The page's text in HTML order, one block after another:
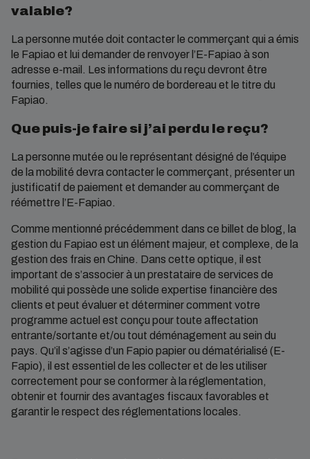
valable?
La personne mutée doit contacter le commerçant qui a émis
le Fapiao et lui demander de renvoyer l’E-Fapiao à son
adresse e-mail. Les informations du reçu devront être
fournies, telles que le numéro de bordereau et le titre du
Fapiao.
Que puis-je faire si j’ai perdu le reçu?
La personne mutée ou le représentant désigné de l’équipe
de la mobilité devra contacter le commerçant, présenter un
justificatif de paiement et demander au commerçant de
réémettre l’E-Fapiao.
Comme mentionné précédemment dans ce billet de blog, la
gestion du Fapiao est un élément majeur, et complexe, de la
gestion des frais en Chine. Dans cette optique, il est
important de s’associer à un prestataire de services de
mobilité qui possède une solide expertise financière des
clients et peut évaluer et déterminer comment votre
programme actuel est conçu pour toute affectation
entrante/sortante et/ou tout déménagement au sein du
pays. Qu’il s’agisse d’un Fapio papier ou dématérialisé (E-
Fapio), il est essentiel de les collecter et de les utiliser
correctement pour se conformer à la réglementation,
obtenir et fournir des avantages fiscaux favorables et
garantir le respect des réglementations locales.